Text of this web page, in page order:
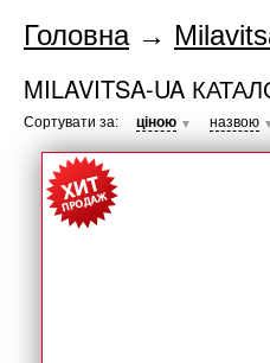
Головна→
MILAVITSA-UA
Сортувати за: ціною ▼ назвою